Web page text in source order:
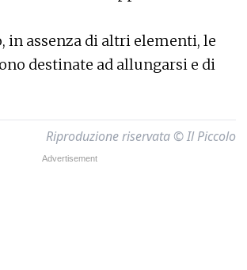
in assenza di altri elementi, le
destinate ad allungarsi e di
Riproduzione riservata © Il Piccolo